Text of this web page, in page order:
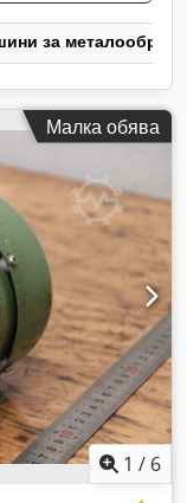
за
Малка обява
1 / 6